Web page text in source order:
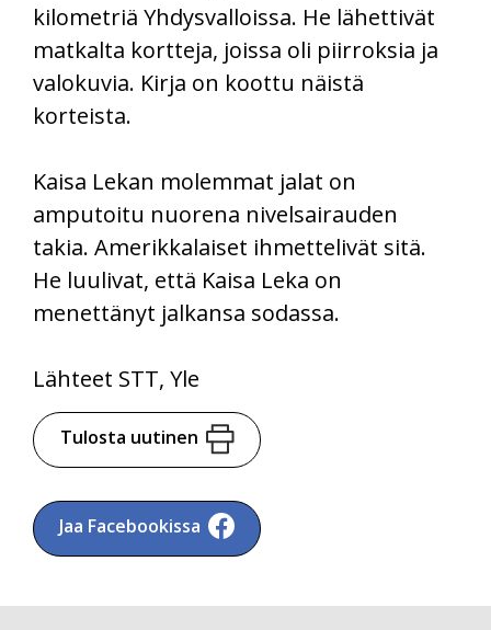
kilometriä Yhdysvalloissa. He lähettivät
matkalta kortteja, joissa oli piirroksia ja
valokuvia. Kirja on koottu näistä
korteista.
Kaisa Lekan molemmat jalat on
amputoitu nuorena nivelsairauden
takia. Amerikkalaiset ihmettelivät sitä.
He luulivat, että Kaisa Leka on
menettänyt jalkansa sodassa.
Lähteet STT, Yle
Tulosta uutinen
Jaa Facebookissa